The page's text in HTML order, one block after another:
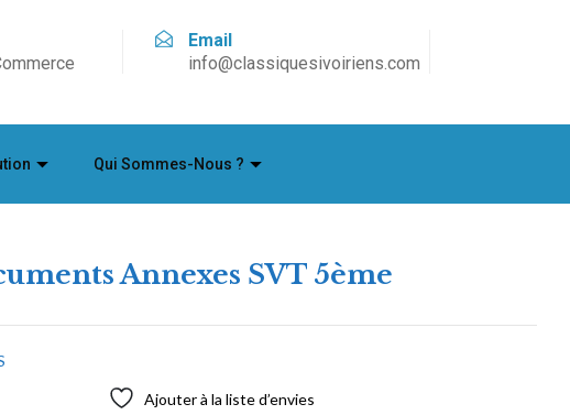
Email
info@classiquesivoiriens.com
Qui Sommes-Nous ?
Annexes SVT 5ème
Ajouter à la liste d’envies